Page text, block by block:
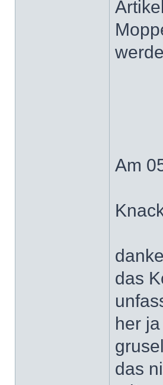
Am
das
her
das